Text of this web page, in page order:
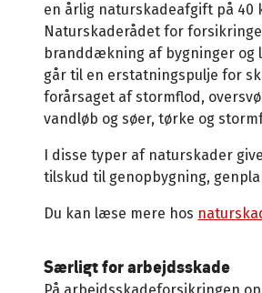
en årlig naturskadeafgift på 40
Naturskaderådet for
branddækning af bygninger og
går til en erstatningspulje for
forårsaget af stormflod,
vandløb og søer, tørke og
I disse typer af naturskader
tilskud til genopbygning,
Du kan læse mere hos
Særligt for arbejdsskade